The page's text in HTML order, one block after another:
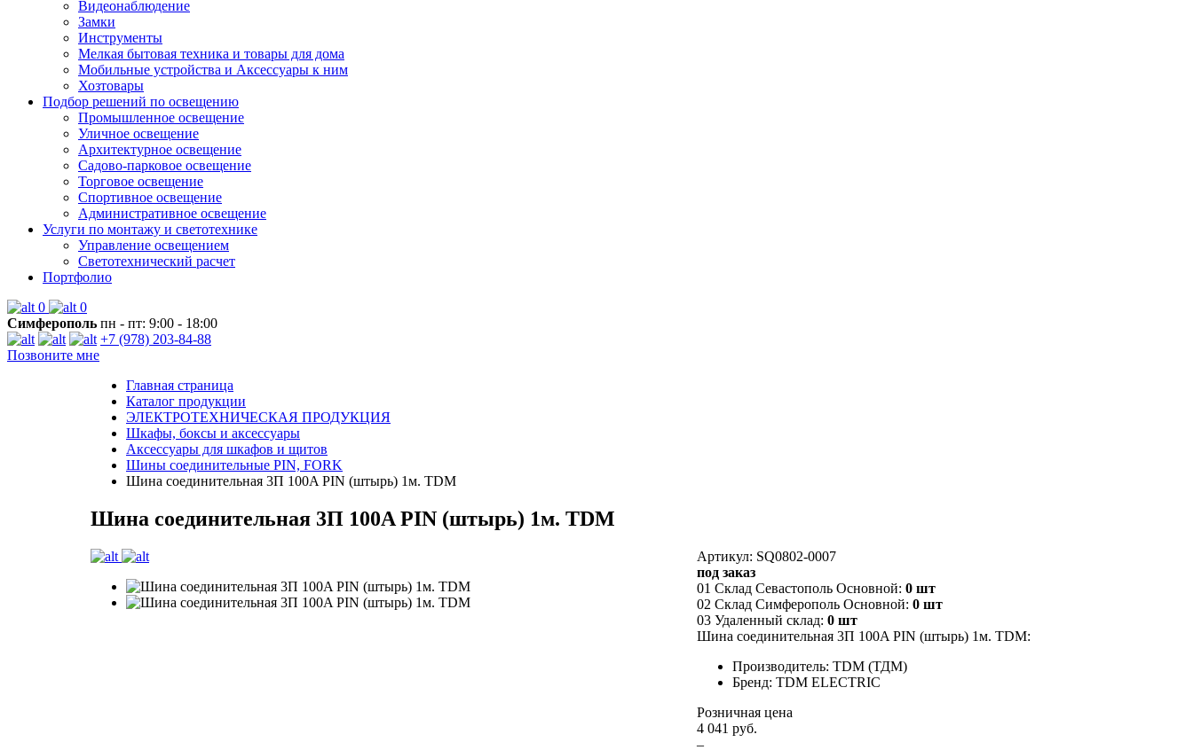
Видеонаблюдение
Замки
Инструменты
Мелкая бытовая техника и товары для дома
Мобильные устройства и Аксессуары к ним
Хозтовары
Подбор решений по освещению
Промышленное освещение
Уличное освещение
Архитектурное освещение
Садово-парковое освещение
Торговое освещение
Спортивное освещение
Административное освещение
Услуги по монтажу и светотехнике
Управление освещением
Светотехнический расчет
Портфолио
0
0
Симферополь пн - пт: 9:00 - 18:00
+7 (978) 203-84-88
Позвоните мне
Главная страница
Каталог продукции
ЭЛЕКТРОТЕХНИЧЕСКАЯ ПРОДУКЦИЯ
Шкафы, боксы и аксессуары
Аксессуары для шкафов и щитов
Шины соединительные PIN, FORK
Шина соединительная 3П 100A PIN (штырь) 1м. TDM
Шина соединительная 3П 100A PIN (штырь) 1м. TDM
Артикул: SQ0802-0007
под заказ
01 Склад Севастополь Основной: 0 шт
02 Склад Симферополь Основной: 0 шт
03 Удаленный склад: 0 шт
Шина соединительная 3П 100A PIN (штырь) 1м. TDM:
Производитель: TDM (ТДМ)
Бренд: TDM ELECTRIC
Розничная цена
4 041 руб.
–